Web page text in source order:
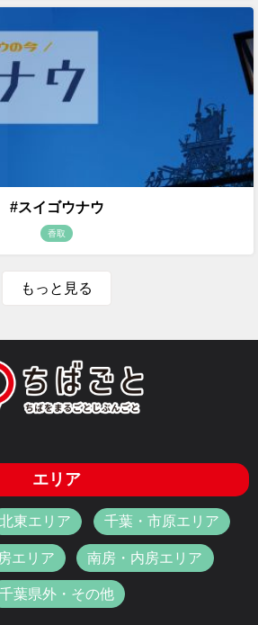
#スイゴウナウ
香取
もっと見る
エリア
北東エリア 千葉・市原エリア
エリア 南房・内房エリア
千葉県外・その他